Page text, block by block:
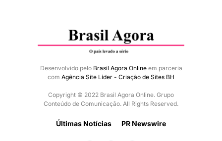
Desenvolvido pelo Brasil Agora Onlineem parceria
com Agência Site Líder - Criação de Sites BH
Copyright © 2022 Brasil Agora Online. Grupo
Conteúdo de Comunicação. All Rights Reserved.
Últimas Notícias PR Newswire